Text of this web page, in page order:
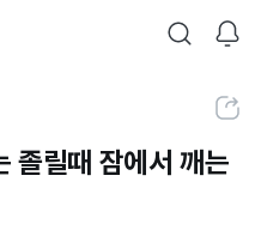
커뮤니티
검색
알림
공유하기
졸릴때 잠에서 깨는